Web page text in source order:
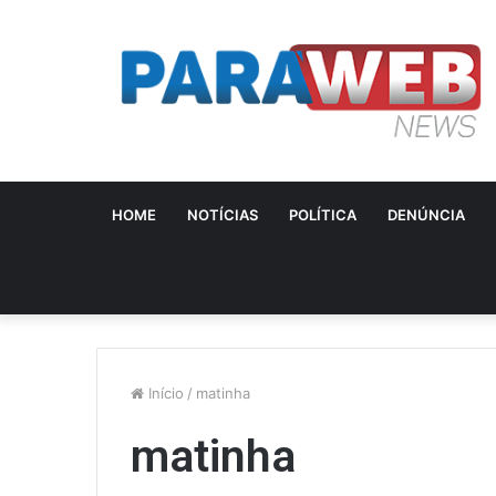
HOME NOTÍCIAS POLÍTICA DENÚNCIA
Início / matinha
matinha